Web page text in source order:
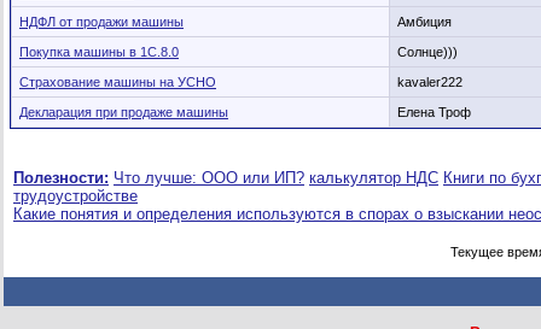
НДФЛ от продажи машины Амбиция
Покупка машины в 1С.8.0 Солнце)))
Страхование машины на УСНО kavaler222
Декларация при продаже машины Елена Троф
Полезности: Что лучше: ООО или ИП? калькулятор НДС Книги по
трудоустройстве
Какие понятия и определения используются в спорах о взыскании
Текущее